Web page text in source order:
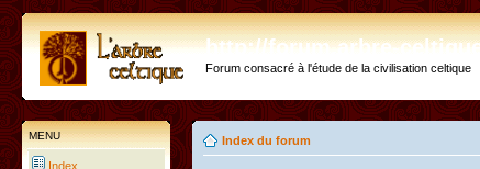
http://forum.arbre-
Forum consacré à l'étude de la civilisation celtique
MENU
Index
Index du forum